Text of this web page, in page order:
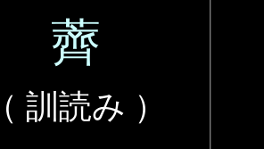
薺
（ 訓読み ）